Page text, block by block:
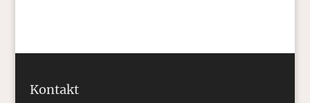
Kontakt